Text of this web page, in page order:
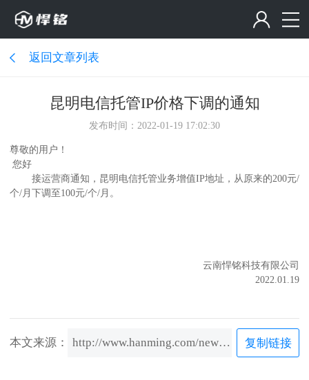
返回文章列表
昆明电信托管IP价格下调的通知
发布时间：2022-01-19 17:02:30
尊敬的用户！
您好
接运营商通知，昆明电信托管业务增值IP地址，从原来的200元/
个/月下调至100元/个/月。
云南悍铭科技有限公司
2022.01.19
本文来源： http://www.hanming.com/news/content/750.html 复制链接